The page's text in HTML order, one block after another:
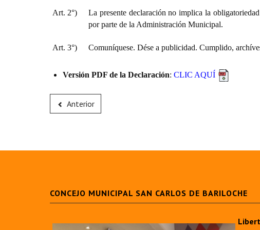
Art. 2°)
La presente declaración no implica la
por parte de la Administración Municipal.
Art. 3°) Comuníquese. Dése a publicidad. Cumplido,
Versión PDF de la Declaración: CLIC AQUÍ
Anterior
CONCEJO MUNICIPAL SAN CARLOS DE BARILOCHE